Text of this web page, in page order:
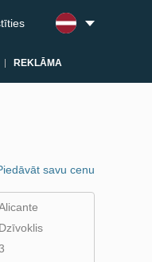
REKLĀMA
savu cenu
Dzīvoklis